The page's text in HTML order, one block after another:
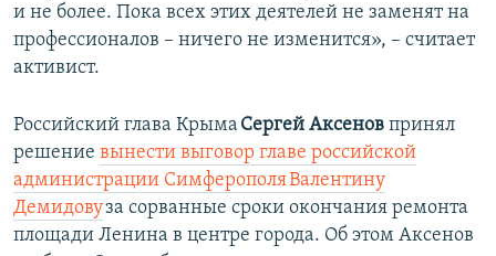
и не более. Пока всех этих деятелей не заменят на
профессионалов – ничего не изменится», – считает
активист.
Российский глава Крыма Сергей Аксенов принял
решение вынести выговор главе российской
администрации Симферополя Валентину
Демидовуза сорванные сроки окончания ремонта
площади Ленина в центре города. Об этом Аксенов